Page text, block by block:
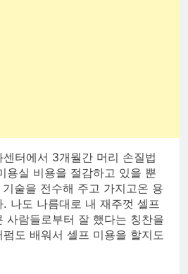
터에서 3개월간 머리 손질법
용실 비용을 절감하고 있을 뿐
술을 전수해 주고 가지고온 용
나도 나름대로 내 재주껏 셀프
사람들로부터 잘 했다는 칭찬을
도 배워서 셀프 미용을 할지도